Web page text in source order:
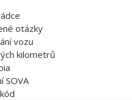
otázky
vozu
kilometrů
SOVA